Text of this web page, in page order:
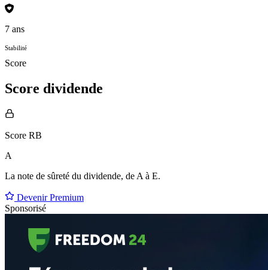
7 ans
Stabilité
Score
Score dividende
Score RB
A
La note de sûreté du dividende, de A à E.
Devenir Premium
Sponsorisé